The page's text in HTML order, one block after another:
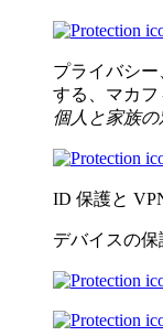
プライバシ
する、マカフ
個人と家族の
ID 保護と
デバイスの保